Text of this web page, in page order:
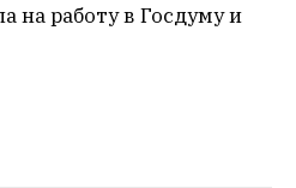
на работу в Госдуму и